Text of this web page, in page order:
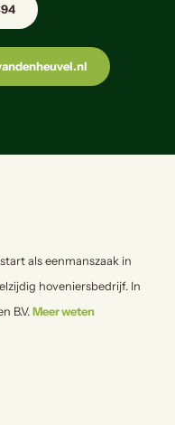
als eenmanszaak in
hoveniersbedrijf. In
B.V. Meer weten